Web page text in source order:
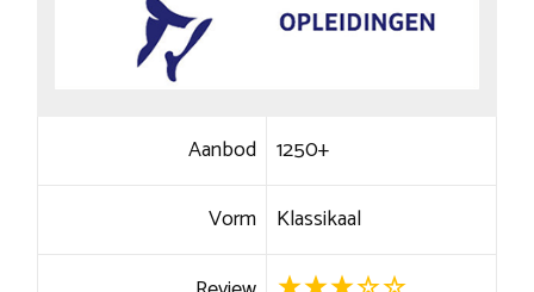
Aanbod 1250+
Vorm Klassikaal